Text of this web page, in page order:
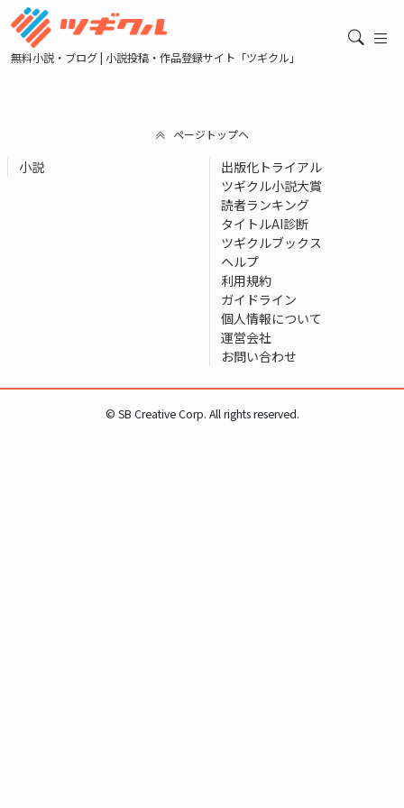
無料小説・ブログ | 小説投稿・作品登録サイト「ツギクル」
ページトップへ
小説
出版化トライアル
ツギクル小説大賞
読者ランキング
タイトルAI診断
ツギクルブックス
ヘルプ
利用規約
ガイドライン
個人情報について
運営会社
お問い合わせ
© SB Creative Corp. All rights reserved.